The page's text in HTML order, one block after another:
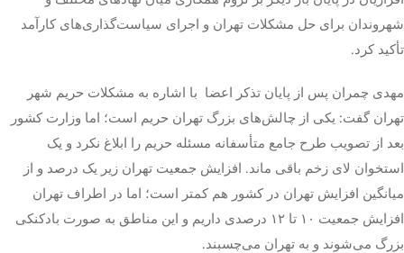
شهروندان برای حل مشکلات تهران و اجرای سیاست‌گذاری‌های کارآمد
تأکید کرد.
مهدی چمران پس از پایان تذکر اعضا با اشاره به مشکلات حریم شهر
تهران گفت: یکی از چالش‌های بزرگ تهران حریم است؛ اما وزارت کشور
بعد از تصویب طرح جامع متأسفانه مسئله حریم را ابلاغ نکرد و یک
استخوان لای زخم باقی ماند. افزایش جمعیت تهران زیر یک درصد و از
میانگین افزایش تهران در کشور هم کمتر است؛ اما در اطراف تهران
افزایش جمعیت ۱۰ تا ۱۲ درصدی داریم و این مناطق به صورت بادکنکی
بزرگ می‌شوند و به تهران می‌چسبند.